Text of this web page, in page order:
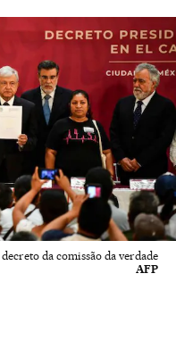
da comissão da verdade
AFP